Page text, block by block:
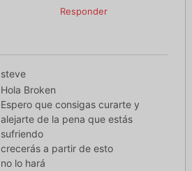
Responder
steve
Hola Broken
Espero que consigas curarte y
alejarte de la pena que estás
sufriendo
crecerás a partir de esto
no lo hará